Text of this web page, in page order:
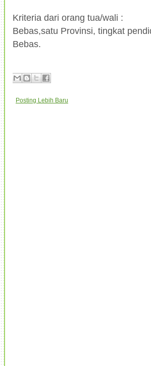
Kriteria dari orang tua/wali :
Bebas,satu Provinsi, tingkat
Bebas.
Posting Lebih Baru